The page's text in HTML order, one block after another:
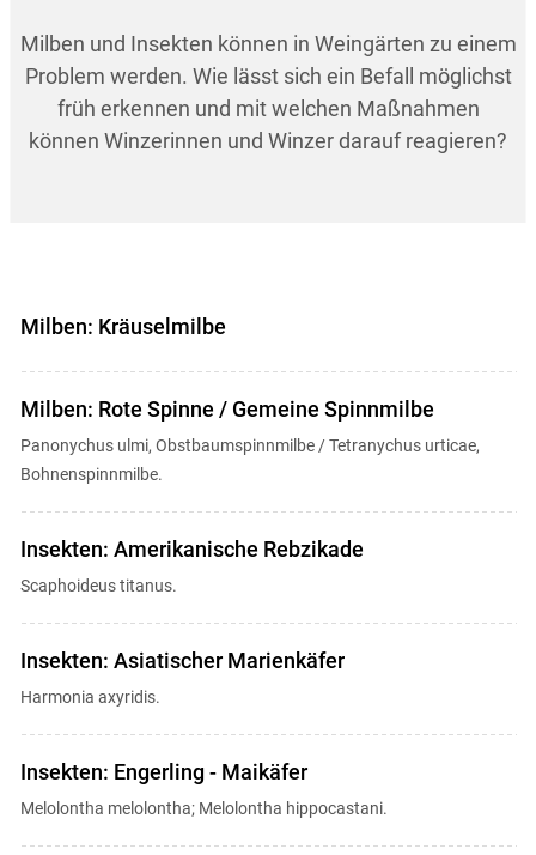
Milben und Insekten können in Weingärten zu einem
Problem werden. Wie lässt sich ein Befall möglichst
früh erkennen und mit welchen Maßnahmen
können Winzerinnen und Winzer darauf reagieren?
Milben: Kräuselmilbe
Milben: Rote Spinne / Gemeine Spinnmilbe
Panonychus ulmi, Obstbaumspinnmilbe / Tetranychus urticae,
Bohnenspinnmilbe.
Insekten: Amerikanische Rebzikade
Scaphoideus titanus.
Insekten: Asiatischer Marienkäfer
Harmonia axyridis.
Insekten: Engerling - Maikäfer
Melolontha melolontha; Melolontha hippocastani.